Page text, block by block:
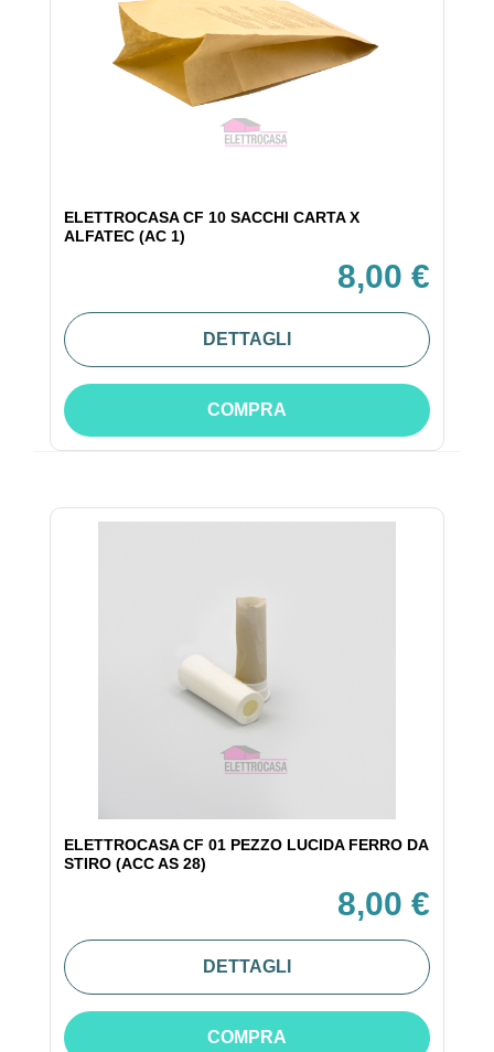
ELETTROCASA CF 10 SACCHI CARTA X
ALFATEC (AC 1)
8,00 €
DETTAGLI
COMPRA
ELETTROCASA CF 01 PEZZO LUCIDA FERRO DA
STIRO (ACC AS 28)
8,00 €
DETTAGLI
COMPRA